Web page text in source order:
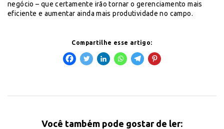
negócio – que certamente irão tornar o gerenciamento mais
eficiente e aumentar ainda mais produtividade no campo.
Compartilhe esse artigo:
Você também pode gostar de ler: